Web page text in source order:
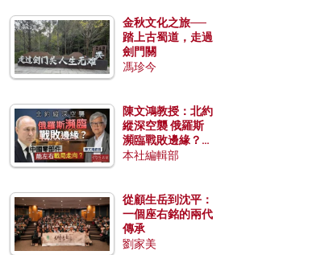
金秋文化之旅──
踏上古蜀道，走過
劍門關
馮珍今
陳文鴻教授：北約
縱深空襲 俄羅斯
瀕臨戰敗邊緣？中
國零部件能左右戰
本社編輯部
從顧生岳到沈平：
一個座右銘的兩代
傳承
劉家美